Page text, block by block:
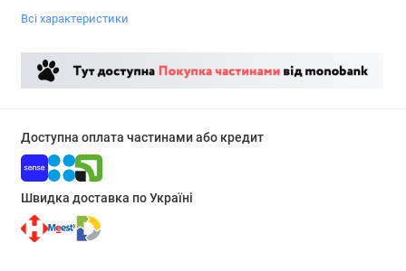
Всі характеристики
Доступна оплата частинами або кредит
Швидка доставка по Україні